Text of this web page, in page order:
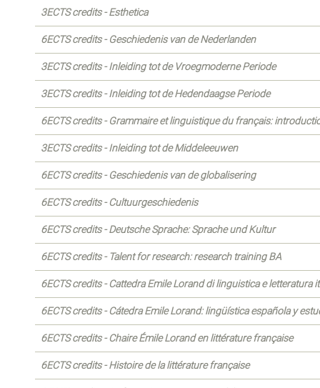
3ECTS credits - Esthetica
6ECTS credits - Geschiedenis van de Nederlanden
3ECTS credits - Inleiding tot de Vroegmoderne Periode
3ECTS credits - Inleiding tot de Hedendaagse Periode
6ECTS credits - Grammaire et linguistique du français:
3ECTS credits - Inleiding tot de Middeleeuwen
6ECTS credits - Geschiedenis van de globalisering
6ECTS credits - Cultuurgeschiedenis
6ECTS credits - Deutsche Sprache: Sprache und Kultur
6ECTS credits - Talent for research: research training BA
6ECTS credits - Cattedra Emile Lorand di linguistica e letteratura
6ECTS credits - Cátedra Emile Lorand: lingüística española y
6ECTS credits - Chaire Émile Lorand en littérature française
6ECTS credits - Histoire de la littérature française